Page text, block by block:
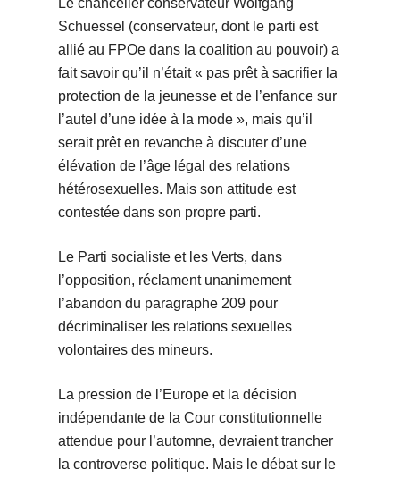
Le chancelier conservateur Wolfgang
Schuessel (conservateur, dont le parti est
allié au FPOe dans la coalition au pouvoir) a
fait savoir qu’il n’était « pas prêt à sacrifier la
protection de la jeunesse et de l’enfance sur
l’autel d’une idée à la mode », mais qu’il
serait prêt en revanche à discuter d’une
élévation de l’âge légal des relations
hétérosexuelles. Mais son attitude est
contestée dans son propre parti.
Le Parti socialiste et les Verts, dans
l’opposition, réclament unanimement
l’abandon du paragraphe 209 pour
décriminaliser les relations sexuelles
volontaires des mineurs.
La pression de l’Europe et la décision
indépendante de la Cour constitutionnelle
attendue pour l’automne, devraient trancher
la controverse politique. Mais le débat sur le